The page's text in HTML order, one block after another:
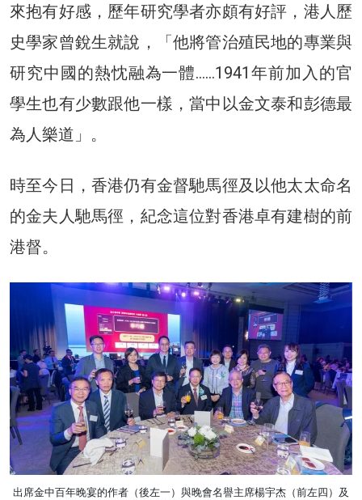
來抱有好感，歷年研究學者亦頗有好評，港人歷
史學家曾銳生就說，「他將管治殖民地的專業與
研究中國的熱忱融為一體……1941年前加入的官
學生也有少數跟他一樣，當中以金文泰和彭德最
為人樂道」。
時至今日，香港仍有金督馳馬徑及以他太太命名
的金夫人馳馬徑，紀念這位對香港卓有建樹的前
港督。
出席金中百年晚宴的作者（後左一）與晚會名譽主席楊宇杰（前左四）及